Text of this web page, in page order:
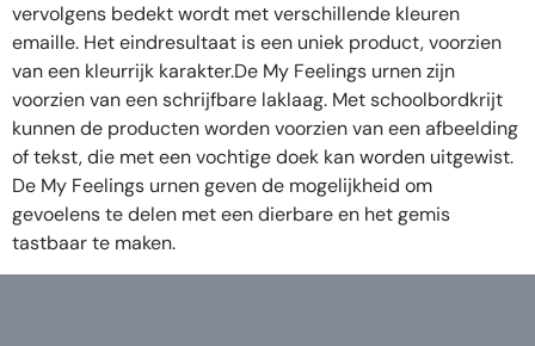
vervolgens bedekt wordt met verschillende kleuren
emaille. Het eindresultaat is een uniek product, voorzien
van een kleurrijk karakter.De My Feelings urnen zijn
voorzien van een schrijfbare laklaag. Met schoolbordkrijt
kunnen de producten worden voorzien van een afbeelding
of tekst, die met een vochtige doek kan worden uitgewist.
De My Feelings urnen geven de mogelijkheid om
gevoelens te delen met een dierbare en het gemis
tastbaar te maken.